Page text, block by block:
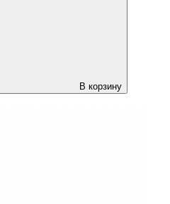
В корзину